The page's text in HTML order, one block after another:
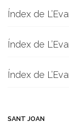
Índex de
Índex de
Índex de
SANT JOAN